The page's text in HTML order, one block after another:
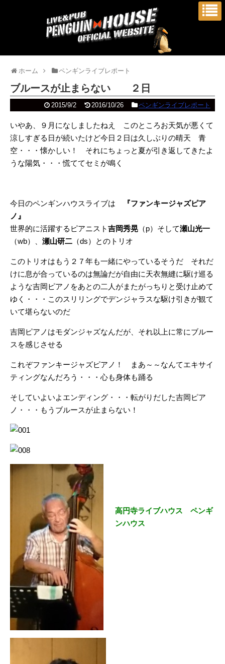
ホーム ペンギンライブレポート
ブルースが止まらない ２日
2015/9/2 2016/10/26 ペンギンライブレポート
いやあ、９月になしましたねえ このところお天気が悪くて
涼しすぎる日が続いたけど今日２日は久しぶりの晴天 青
空・・・懐かしい！ それにちょっと夏が引き返してきたよ
うな陽気・・・慌ててセミが鳴く
今日のペンギンハウスライブは
『ファンキージャズピア
ノ』
世界的に活躍するピアニスト吉岡秀晃 （p）そして瀬山光一
（wb）、 瀬山研二 （ds）とのトリオ
このトリオはもう２７年も一緒にやっているそうだ それだ
けに息が合っているのは無論だが自由に天衣無縫に駆け巡る
ような吉岡ピアノをあとの二人がまたがっちりと受け止めて
ゆく・・・このスリリングでデンジャラスな駆け引きが観て
いて堪らないのだ
吉岡ピアノはモダンジャズなんだが、それ以上に常にブルー
スを感じさせる
これぞファンキージャズピアノ！ まあ～～なんてエキサイ
ティングなんだろう・・・心も身体も踊る
そしていよいよエンディング・・・転がりだした吉岡ピア
ノ・・・もうブルースが止まらない！
高円寺ライブハウス ペンギ
ンハウス